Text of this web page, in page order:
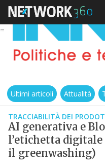
Ultimi articoli Attualità
TRACCIABILITÀ DEI
AI generativa e
l’etichetta
il greenwashing)